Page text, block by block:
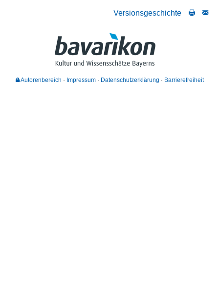
Versionsgeschichte
Autorenbereich Impressum Datenschutzerklärung Barrierefreiheit